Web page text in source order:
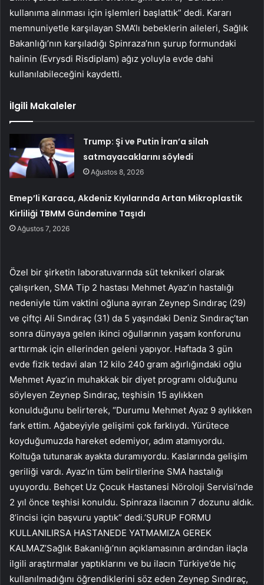
kullanıma alınması için işlemleri başlattık” dedi. Kararı
memnuniyetle karşılayan SMA’lı bebeklerin aileleri, Sağlık
Bakanlığı’nın karşıladığı Spinraza’nın şurup formundaki
halinin (Evrysdi Risdiplam) ağız yoluyla evde dahi
kullanılabileceğini kaydetti.
İlgili Makaleler
Trump: Şi ve Putin İran’a silah
satmayacaklarını söyledi
Ağustos 8, 2026
Emep’li Karaca, Akdeniz Kıyılarında Artan Mikroplastik
Kirliliği TBMM Gündemine Taşıdı
Ağustos 7, 2026
Özel bir şirketin laboratuvarında süt teknikeri olarak
çalışırken, SMA Tip 2 hastası Mehmet Ayaz’ın hastalığı
nedeniyle tüm vaktini oğluna ayıran Zeynep Sındıraç (29)
ve çiftçi Ali Sındıraç (31) da 5 yaşındaki Deniz Sındıraç’tan
sonra dünyaya gelen ikinci oğullarının yaşam konforunu
arttırmak için ellerinden geleni yapıyor. Haftada 3 gün
evde fizik tedavi alan 12 kilo 240 gram ağırlığındaki oğlu
Mehmet Ayaz’ın muhakkak bir diyet programı olduğunu
söyleyen Zeynep Sındıraç, teşhisin 15 aylıkken
konulduğunu belirterek, “Durumu Mehmet Ayaz 9 aylıkken
fark ettim. Ağabeyiyle gelişimi çok farklıydı. Yürütece
koyduğumuzda hareket edemiyor, adım atamıyordu.
Koltuğa tutunarak ayakta duramıyordu. Kaslarında gelişim
geriliği vardı. Ayaz’ın tüm belirtilerine SMA hastalığı
uyuyordu. Behçet Uz Çocuk Hastanesi Nöroloji Servisi’nde
2 yıl önce teşhisi konuldu. Spinraza ilacının 7 dozunu aldık.
8’incisi için başvuru yaptık” dedi.’ŞURUP FORMU
KULLANILIRSA HASTANEDE YATMAMIZA GEREK
KALMAZ’Sağlık Bakanlığı’nın açıklamasının ardından ilaçla
ilgili araştırmalar yaptıklarını ve bu ilacın Türkiye’de hiç
kullanılmadığını öğrendiklerini söz eden Zeynep Sındıraç,